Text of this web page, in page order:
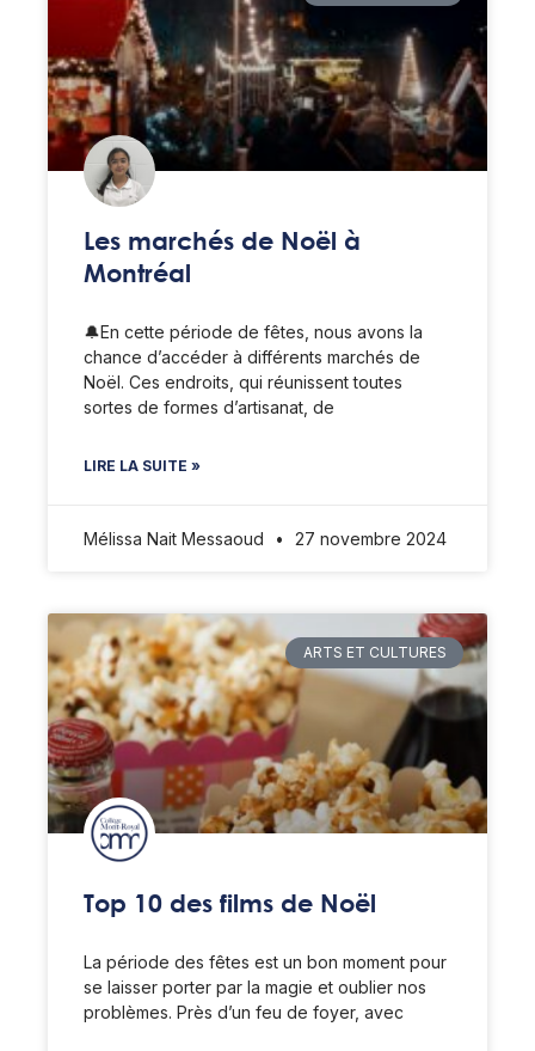
Les marchés de Noël à
Montréal
🔔En cette période de fêtes, nous avons la
chance d’accéder à différents marchés de
Noël. Ces endroits, qui réunissent toutes
sortes de formes d’artisanat, de
LIRE LA SUITE »
Mélissa Nait Messaoud 27 novembre 2024
ARTS ET CULTURES
Top 10 des films de Noël
La période des fêtes est un bon moment pour
se laisser porter par la magie et oublier nos
problèmes. Près d’un feu de foyer, avec